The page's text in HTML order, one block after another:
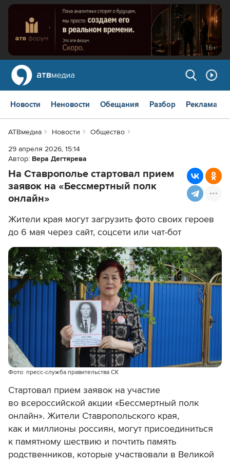
Новости Неновости Обещания Разбор Реклама
АТВмедиа Новости
Общество
29 апреля 2026, 15:14
Автор: Вера Дегтярева
На Ставрополье стартовал прием
заявок на «Бессмертный полк
онлайн»
Жители края могут загрузить фото своих героев
до 6 мая через сайт, соцсети или чат-бот
Фото: пресс-служба правительства СК
Стартовал прием заявок на участие
во всероссийской акции «Бессмертный полк
онлайн». Жители Ставропольского края,
как и миллионы россиян, могут присоединиться
к памятному шествию и почтить память
родственников, которые участвовали в Великой